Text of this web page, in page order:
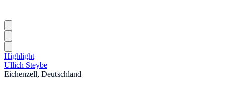
Highlight
Ullich Steybe
Eichenzell, Deutschland